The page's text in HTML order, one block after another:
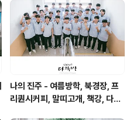
나의 진주 - 여름방학, 북경장, 프
리퀀시커피, 말띠고개, 책강, 다원,